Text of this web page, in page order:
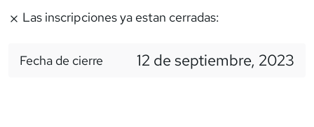
Las inscripciones ya estan cerradas:
Fecha de cierre 12 de septiembre, 2023